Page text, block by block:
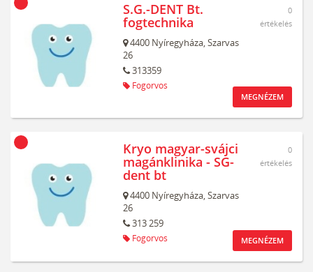
S.G.-DENT Bt.
fogtechnika
4400 Nyíregyháza,Szarvas
26
313359
Fogorvos
0
értékelés
MEGNÉZEM
Kryo magyar-svájci
magánklinika - SG-
dent bt
4400 Nyíregyháza,Szarvas
26
313 259
Fogorvos
0
értékelés
MEGNÉZEM